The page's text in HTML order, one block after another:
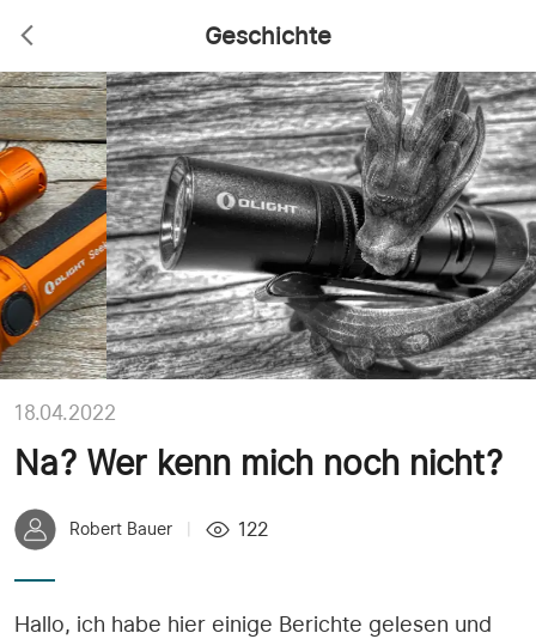
Geschichte
18.04.2022
Na? Wer kenn mich noch nicht?
Robert Bauer 122
Hallo, ich habe hier einige Berichte gelesen und